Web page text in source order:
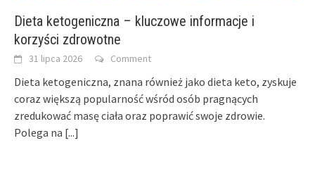
Dieta ketogeniczna – kluczowe informacje i
korzyści zdrowotne
31 lipca 2026 Comment
Dieta ketogeniczna, znana również jako dieta keto, zyskuje
coraz większą popularność wśród osób pragnących
zredukować masę ciała oraz poprawić swoje zdrowie.
Polega na [...]